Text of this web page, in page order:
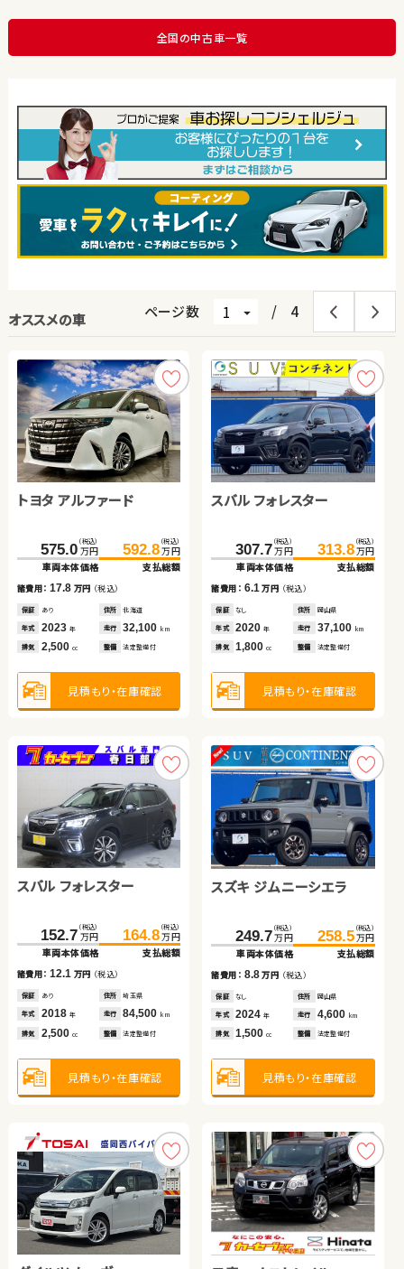
全国の中古車一覧
オススメの車 ページ数 / 4
トヨタ アルファード
575.0 （税込）
万円
車両本体価格
592.8 （税込）
万円
支払総額
諸費用：17.8 万円 （税込）
保証 あり 住所 北海道
年式 2023 年 走行 32,100 km
排気 2,500 cc 整備 法定整備付
見積もり・在庫確認
スバル フォレスター
307.7 （税込）
万円
車両本体価格
313.8 （税込）
万円
支払総額
諸費用： 6.1万円 （税込）
保証 なし 住所 岡山県
年式 2020年 走行 37,100 km
排気 1,800cc 整備 法定整備付
見積もり・在庫確認
スバル フォレスター
152.7 （税込）
万円
車両本体価格
164.8 （税込）
万円
支払総額
諸費用：12.1 万円 （税込）
保証 あり 住所 埼玉県
年式 2018 年 走行 84,500 km
排気 2,500 cc 整備 法定整備付
見積もり・在庫確認
スズキ ジムニーシエラ
249.7 （税込）
万円
車両本体価格
258.5 （税込）
万円
支払総額
諸費用： 8.8万円 （税込）
保証 なし 住所 岡山県
年式 2024年 走行 4,600 km
排気 1,500cc 整備 法定整備付
見積もり・在庫確認
トヨタ プリウス
69.8 （税込）
万円
車両本体価格
78.9 （税込）
万円
支払総額
諸費用：9.1万円（税込）
保証 なし 住所 鳥取県
年式 2014 年 走行 97,900 km
排気 1,800 cc 整備 法定整備付
見積もり・在庫確認
日産 エクストレイル
379.0 （税込）
万円
車両本体価格
390.7 （税込）
万円
支払総額
諸費用： 11.7万円（税込）
保証 あり 住所 北海道
年式 2024年 走行 13,400 km
排気 1,500cc 整備 法定整備付
見積もり・在庫確認
ダイハツ ムーヴ
79.0 （税込）
万円
車両本体価格
86.8 （税込）
万円
支払総額
諸費用：7.8万円（税込）
保証 なし 住所 徳島県
年式 2017 年 走行 49,500 km
排気 660cc 整備 法定整備付
見積もり・在庫確認
ダイハツ タント
132.4 （税込）
万円
車両本体価格
139.7 （税込）
万円
支払総額
諸費用： 7.3万円 （税込）
保証 あり 住所 埼玉県
年式 2021年 走行 53,700km
排気 660cc 整備 法定整備付
見積もり・在庫確認
トヨタ アクア
148.2 （税込）
万円
車両本体価格
159.7 （税込）
万円
支払総額
諸費用：11.5 万円 （税込）
保証 なし 住所 岡山県
年式 2017 年 走行 50,200 km
排気 1,500 cc 整備 法定整備付
見積もり・在庫確認
ホンダ フィット ハイブリ
80.4 （税込）
万円
車両本体価格
95.6 （税込）
万円
支払総額
諸費用： 15.2万円（税込）
保証 あり 住所 岩手県
年式 2015年 走行 64,200 km
排気 1,500cc 整備 法定整備付
見積もり・在庫確認
ホンダ フィット ハイブリ
68.3 （税込）
万円
車両本体価格
79.5 （税込）
万円
支払総額
諸費用：11.2 万円 （税込）
保証 あり 住所 埼玉県
年式 2013 年 走行 55,000 km
排気 1,500 cc 整備 法定整備付
見積もり・在庫確認
ホンダ フリード ハイブリ
54.8 （税込）
万円
車両本体価格
65.3 （税込）
万円
支払総額
諸費用： 10.5万円（税込）
保証 あり 住所 山口県
年式 2013年 走行 96,900km
排気 1,500cc 整備 法定整備付
見積もり・在庫確認
トヨタ ノア ハイブリッド
385.0 （税込）
万円
車両本体価格
396.9 （税込）
万円
支払総額
諸費用：11.9 万円 （税込）
保証 あり 住所 熊本県
年式 2022 年 走行 30,900 km
排気 1,800 cc 整備 法定整備付
見積もり・在庫確認
トヨタ ヴォクシー
205.0 （税込）
万円
車両本体価格
220.3 （税込）
万円
支払総額
諸費用： 15.3万円（税込）
保証 あり 住所 千葉県
年式 2017年 走行 60,300 km
排気 2,000cc 整備 法定整備付
見積もり・在庫確認